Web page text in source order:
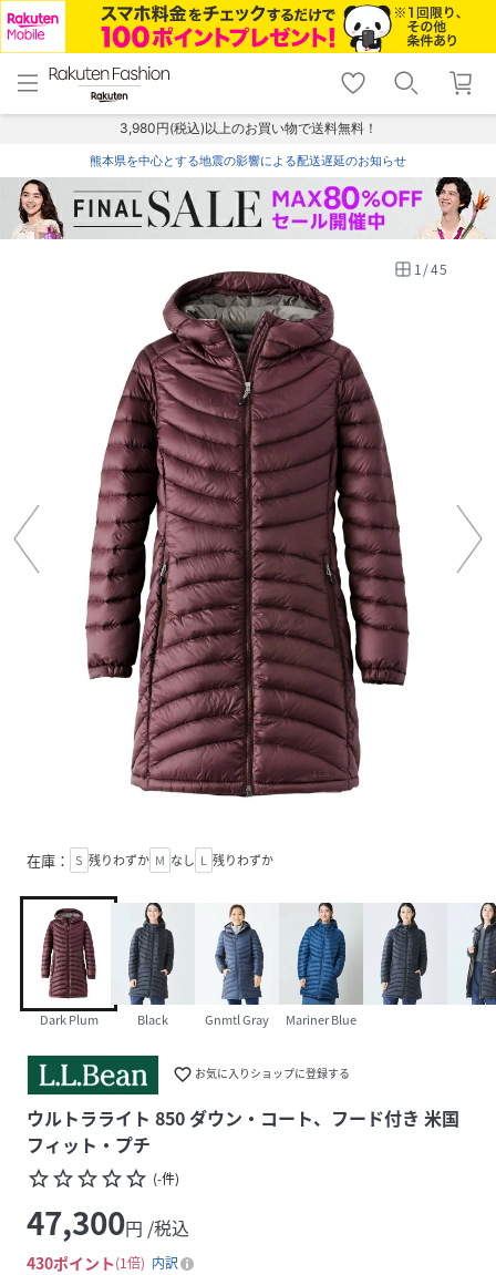
menu home
トップ
shopping_cart lock_outline
ログイン
3,980円(税込)以上のお買い物で送料無料！
熊本県を中心とする地震の影響による配送遅延のお知らせ
1/45
在庫： S 残りわずか M なし L 残りわずか
Dark Plum Black Gnmtl Gray Mariner Blue
favorite_border お気に入りショップに登録する
ウルトラライト 850 ダウン・コート、フード付き 米国
フィット・プチ
star_borderstar_borderstar_borderstar_borderstar_border (-件)
47,300円 /税込
430ポイント 1倍
内訳